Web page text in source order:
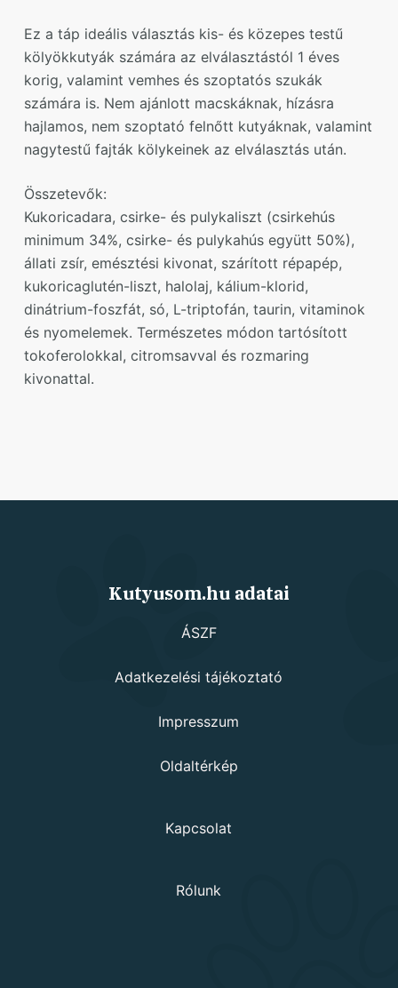
Ez a táp ideális választás kis- és közepes testű
kölyökkutyák számára az elválasztástól 1 éves
korig, valamint vemhes és szoptatós szukák
számára is. Nem ajánlott macskáknak, hízásra
hajlamos, nem szoptató felnőtt kutyáknak, valamint
nagytestű fajták kölykeinek az elválasztás után.
Összetevők:
Kukoricadara, csirke- és pulykaliszt (csirkehús
minimum 34%, csirke- és pulykahús együtt 50%),
állati zsír, emésztési kivonat, szárított répapép,
kukoricaglutén-liszt, halolaj, kálium-klorid,
dinátrium-foszfát, só, L-triptofán, taurin, vitaminok
és nyomelemek. Természetes módon tartósított
tokoferolokkal, citromsavval és rozmaring
kivonattal.
Kutyusom.hu adatai
ÁSZF
Adatkezelési tájékoztató
Impresszum
Oldaltérkép
Kapcsolat
Rólunk